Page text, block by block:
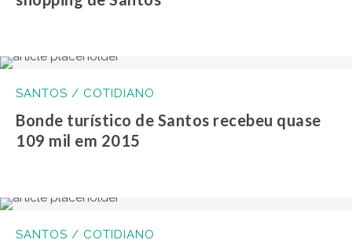
SANTOS / COTIDIANO
Bonde turístico de Santos recebeu quase
109 mil em 2015
SANTOS / COTIDIANO